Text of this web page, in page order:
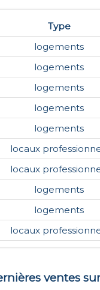
Type
logements
logements
logements
logements
logements
locaux
locaux
logements
logements
locaux
ventes